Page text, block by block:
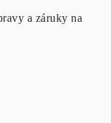
diamanty je
do 15 kalendárnych
a záruky na